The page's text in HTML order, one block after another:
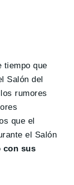
tiempo que
Salón del
rumores
que el
el Salón
con sus